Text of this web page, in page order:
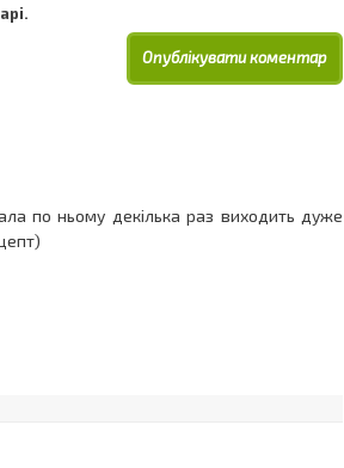
по ньому декілька раз виходить дуже